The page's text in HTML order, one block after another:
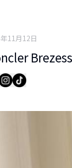
11月12日